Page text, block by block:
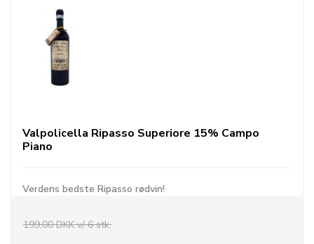
Valpolicella Ripasso Superiore 15% Campo
Piano
Verdens bedste Ripasso rødvin!
199,00 DKK v/ 6 stk.